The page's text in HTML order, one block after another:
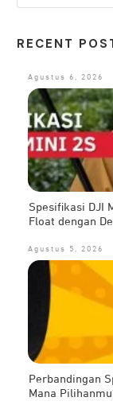
RECENT
Agustus 6, 2026
Spesifikasi DJI
Float dengan
Agustus 5, 2026
Perbandingan
Mana